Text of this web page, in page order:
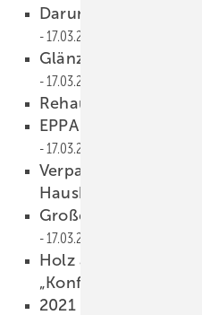
Darum ist die FR
17.03.2022
Glänzen de
17.03.2022
Rehau: Rückzug aus
EPPA begrüßt drei
17.03.2022
Verpackungsfolien
Haushaltsmüll
Groß e
17.03.2022
Holz aus Russland
„Konflikth olz“
2021 wuchsen nur